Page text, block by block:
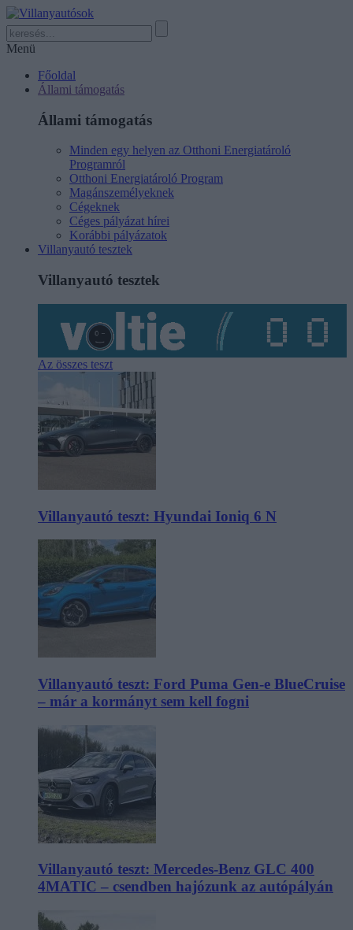
Menü
Főoldal
Állami támogatás
Állami támogatás
Minden egy helyen az Otthoni Energiatároló
Programról
Otthoni Energiatároló Program
Magánszemélyeknek
Cégeknek
Céges pályázat hírei
Korábbi pályázatok
Villanyautó tesztek
Villanyautó tesztek
Az összes teszt
Villanyautó teszt: Hyundai Ioniq 6 N
Villanyautó teszt: Ford Puma Gen-e BlueCruise
– már a kormányt sem kell fogni
Villanyautó teszt: Mercedes-Benz GLC 400
4MATIC – csendben hajózunk az autópályán